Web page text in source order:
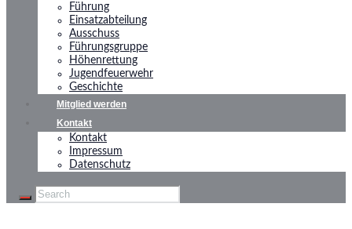
Führung
Einsatzabteilung
Ausschuss
Führungsgruppe
Höhenrettung
Jugendfeuerwehr
Geschichte
Mitglied werden
Kontakt
Kontakt
Impressum
Datenschutz